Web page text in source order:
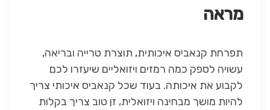
מראה
תפרחת קנאביס איכותית, תוצרת טרייה ובריאה,
עשויה לספק כמה רמזים ויזואליים שיעזרו לכם
לקבוע את איכותה. בעוד שכל קנאביס איכותי צריך
להיות מושך מבחינה ויזואלית, זן טוב צריך בקלות